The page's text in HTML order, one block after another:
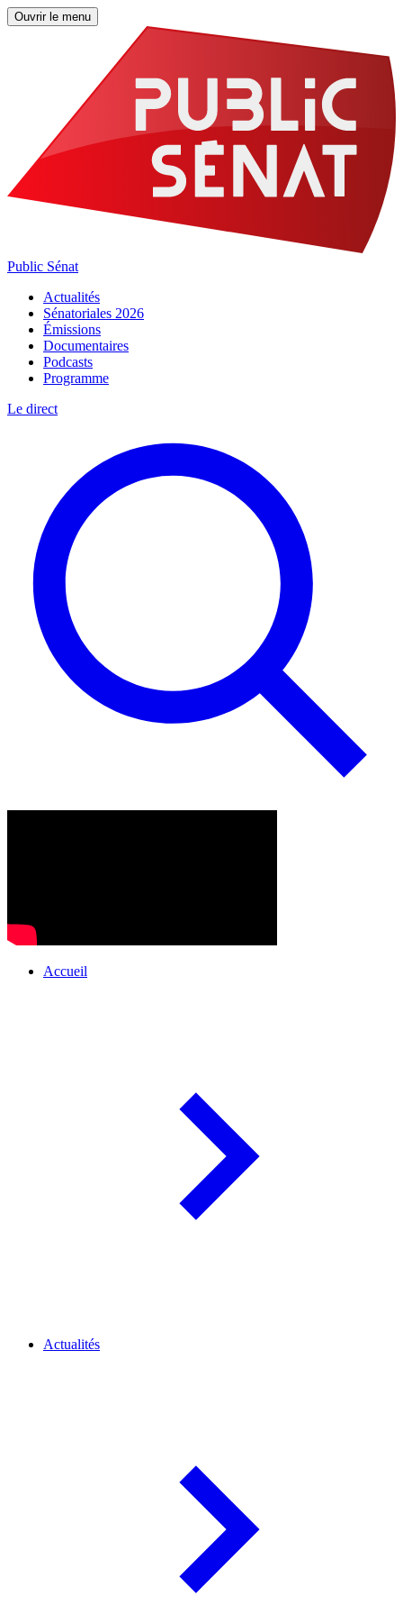
Ouvrir le menu
Public Sénat
Actualités
Sénatoriales 2026
Émissions
Documentaires
Podcasts
Programme
Le direct
Accueil
Actualités